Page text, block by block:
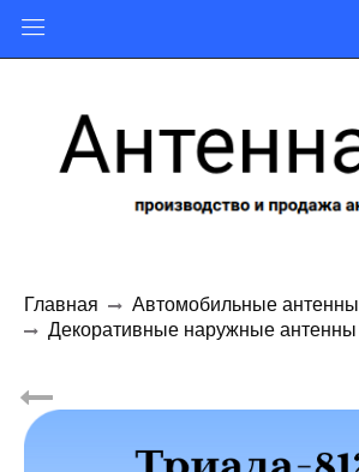
Главная
Автомобильные антенны
Декоративные наружные антенны